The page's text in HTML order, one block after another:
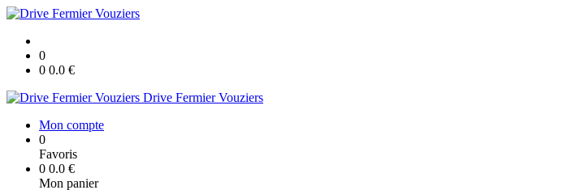
0
0 0.0 €
Drive Fermier Vouziers
Mon compte
0
Favoris
0 0.0 €
Mon panier